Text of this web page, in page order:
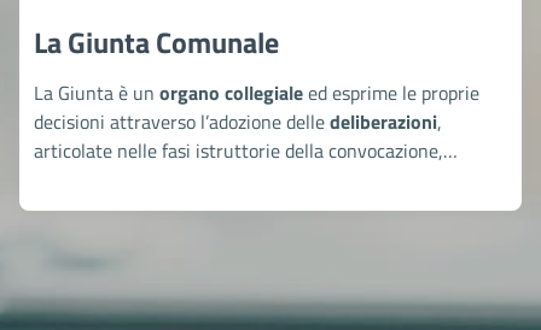
La Giunta Comunale
La Giunta è un organo collegialeed esprime le proprie
decisioni attraverso l’adozione delledeliberazioni,
articolate nelle fasi istruttorie della convocazione,
risultati, verbalizzazione. Questo organo è composto dalle